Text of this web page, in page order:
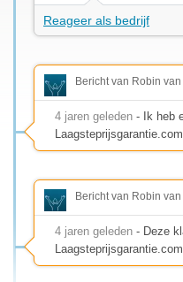
Reageer als bedrijf
Bericht van Robin
4 jaren geleden - Ik heb
Bericht van Robin
4 jaren geleden - Deze